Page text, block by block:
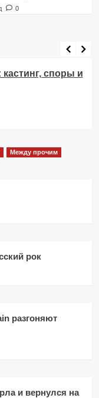
0
споры и
Между прочим
рок
разгоняют
и вернулся на